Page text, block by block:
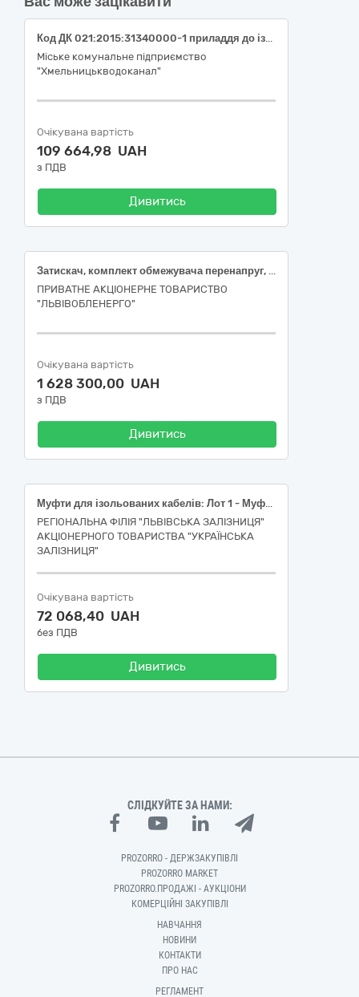
Код ДК 021:2015:31340000-1 приладдя до ізольованих кабелів (Муфти кабельні з’єднувальні та кінцеві.)
Міське комунальне підприємство
"Хмельницькводоканал"
Очікувана вартість
109 664,98 UAH
з ПДВ
Дивитись
Затискач, комплект обмежувача перенапруг, комплект для переносного заземлення, муфта, гак, стрічка, скріпа
ПРИВАТНЕ АКЦІОНЕРНЕ ТОВАРИСТВО
"ЛЬВІВОБЛЕНЕРГО"
Очікувана вартість
1 628 300,00 UAH
з ПДВ
Дивитись
Муфти для ізольованих кабелів: Лот 1 - Муфти для ізольованих кабелів, Лот 2 - Муфти для ізольованих кабелів
РЕГІОНАЛЬНА ФІЛІЯ "ЛЬВІВСЬКА ЗАЛІЗНИЦЯ"
АКЦІОНЕРНОГО ТОВАРИСТВА "УКРАЇНСЬКА
ЗАЛІЗНИЦЯ"
Очікувана вартість
72 068,40 UAH
без ПДВ
Дивитись
СЛІДКУЙТЕ ЗА НАМИ:
PROZORRO - ДЕРЖЗАКУПІВЛІ
PROZORRO MARKET
PROZORRO.ПРОДАЖІ - АУКЦІОНИ
КОМЕРЦІЙНІ ЗАКУПІВЛІ
НАВЧАННЯ
НОВИНИ
КОНТАКТИ
ПРО НАС
РЕГЛАМЕНТ